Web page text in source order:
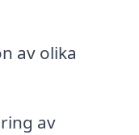
av olika
av